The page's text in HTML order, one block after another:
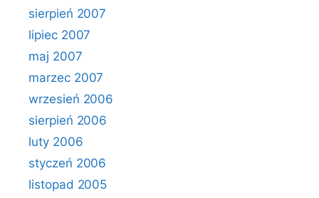
sierpień 2007
lipiec 2007
maj 2007
marzec 2007
wrzesień 2006
sierpień 2006
luty 2006
styczeń 2006
listopad 2005